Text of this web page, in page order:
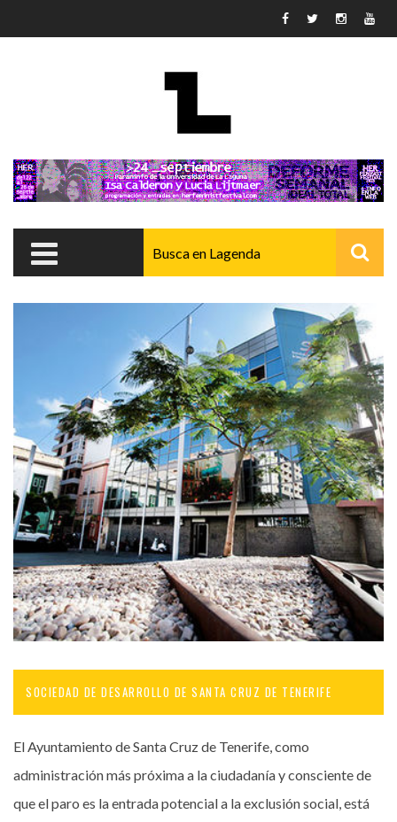
SOCIEDAD DE DESARROLLO DE SANTA CRUZ DE TENERIFE
El Ayuntamiento de Santa Cruz de Tenerife, como
administración más próxima a la ciudadanía y consciente de
que el paro es la entrada potencial a la exclusión social, está